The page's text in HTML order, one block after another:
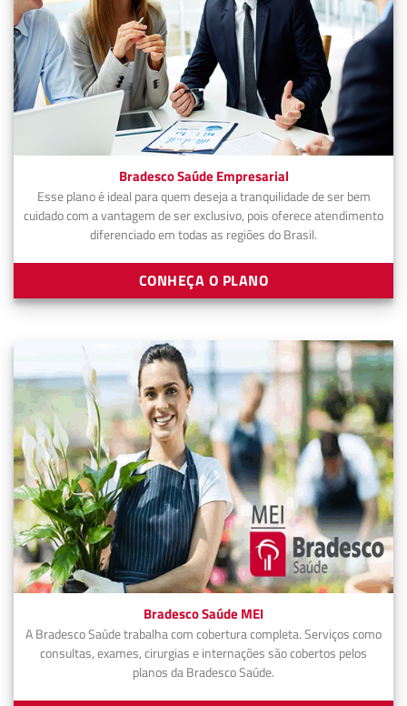
Bradesco Saúde Empresarial
Esse plano é ideal para quem deseja a tranquilidade de ser bem
cuidado com a vantagem de ser exclusivo, pois oferece atendimento
diferenciado em todas as regiões do Brasil.
CONHEÇA O PLANO
Bradesco Saúde MEI
A Bradesco Saúde trabalha com cobertura completa. Serviços como
consultas, exames, cirurgias e internações são cobertos pelos
planos da Bradesco Saúde.